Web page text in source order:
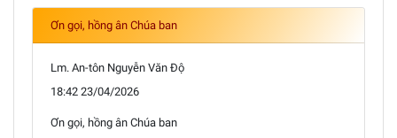
Ơn gọi, hồng ân Chúa ban
Lm. An-tôn Nguyễn Văn Độ
18:42 23/04/2026
Ơn gọi, hồng ân Chúa ban